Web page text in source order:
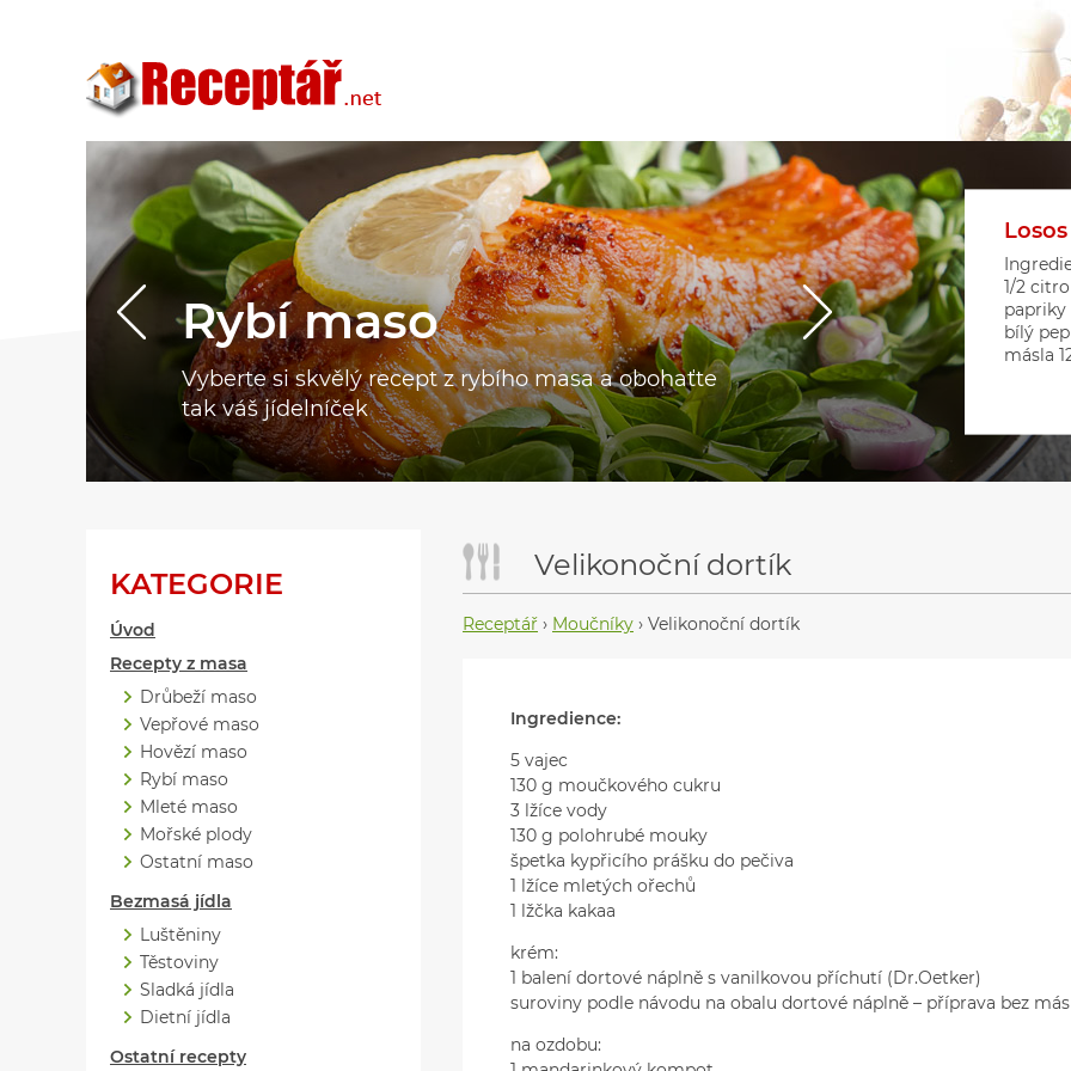
Rybí maso
Vyberte si skvělý recept z rybího masa a obohaťte
tak váš jídelníček
1/2
papriky
bílý
másla
KATEGORIE
Úvod
Recepty z masa
Drůbeží maso
Vepřové maso
Hovězí maso
Rybí maso
Mleté maso
Mořské plody
Ostatní maso
Bezmasá jídla
Luštěniny
Těstoviny
Sladká jídla
Dietní jídla
Ostatní recepty
Velikonoční dortík
Receptář › Moučníky › Velikonoční dortík
Ingredience:
5 vajec
130 g moučkového cukru
3 lžíce vody
130 g polohrubé mouky
špetka kypřicího prášku do pečiva
1 lžíce mletých ořechů
1 lžčka kakaa
krém:
1 balení dortové náplně s vanilkovou příchutí (Dr.Oetker)
suroviny podle návodu na obalu dortové náplně – příprava bez
na ozdobu: